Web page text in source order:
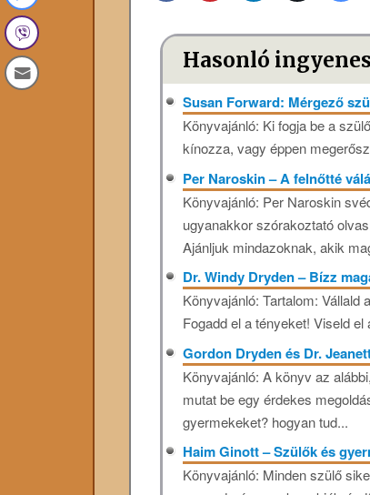
Hasonló
Susan Forward: Mérgező
Könyvajánló: Ki ​fogja be a
kínozza, vagy éppen
Per Naroskin – A ​felnőtté
Könyvajánló: Per Naroskin
ugyanakkor szórakoztató
Ajánljuk mindazoknak, akik
Dr. Windy Dryden – Bízz
Könyvajánló: Tartalom:
Fogadd el a tényeket! Viseld
Gordon Dryden és Dr.
Könyvajánló: A könyv az
mutat be egy érdekes
gyermekeket? hogyan tud...
Haim Ginott – Szülők és
Könyvajánló: Minden szülő